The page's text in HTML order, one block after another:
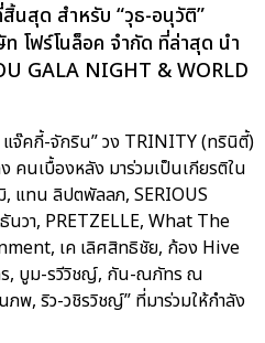
นสุด สำหรับ “วุธ-อนุวัติ”
โฟร์โนล็อค จำกัด ที่ล่าสุด นำ
GALA NIGHT & WORLD
แจ๊คกี้-จักริน” วง TRINITY (ทรินิตี้)
นเบื้องหลัง มาร่วมเป็นเกียรติใน
, แทน ลิปตพัลลภ, SERIOUS
วา, PRETZELLE, What The
เค เลิศสิทธิชัย, ก้อง Hive
, บูม-รวีวิชญ์, กัน-ณภัทร ณ
พ, ริว-วชิรวิชญ์” ที่มาร่วมให้กำลัง